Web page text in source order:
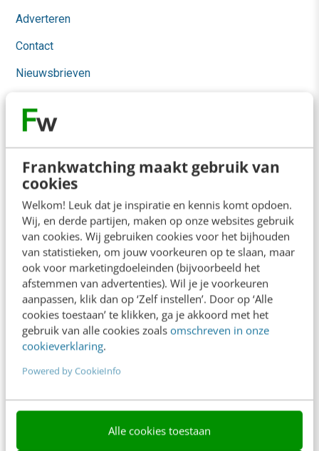
Frankwatching maakt gebruik van
cookies
Welkom! Leuk dat je inspiratie en kennis komt opdoen.
Wij, en derde partijen, maken op onze websites gebruik
van cookies. Wij gebruiken cookies voor het bijhouden
van statistieken, om jouw voorkeuren op te slaan, maar
ook voor marketingdoeleinden (bijvoorbeeld het
afstemmen van advertenties). Wil je je voorkeuren
aanpassen, klik dan op ‘Zelf instellen’. Door op ‘Alle
cookies toestaan’ te klikken, ga je akkoord met het
gebruik van alle cookies zoals omschreven in onze
cookieverklaring.
Powered by CookieInfo
Alle cookies toestaan
Adverteren
Contact
Nieuwsbrieven
Ons team
Whitepapers
Blog
AI & Tech
Content & Communicatie
Klantcontact & CX
Marketing
Social
Themanieuwsbrieven